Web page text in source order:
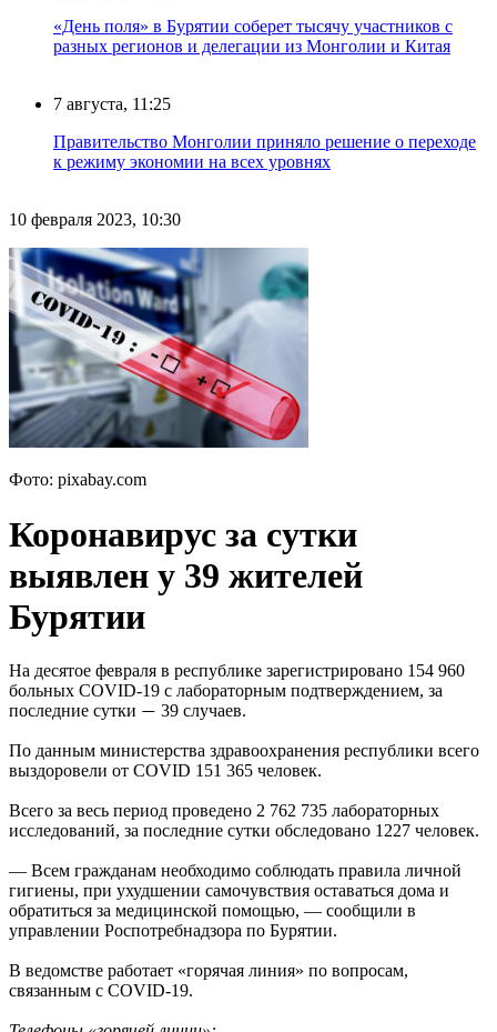
«День поля» в Бурятии соберет тысячу участников с
разных регионов и делегации из Монголии и Китая
7 августа, 11:25
Правительство Монголии приняло решение о переходе
к режиму экономии на всех уровнях
10 февраля 2023, 10:30
Фото: pixabay.com
Коронавирус за сутки
выявлен у 39 жителей
Бурятии
На десятое февраля в республике зарегистрировано 154 960
больных COVID-19 с лабораторным подтверждением, за
последние сутки — 39 случаев.
По данным министерства здравоохранения республики всего
выздоровели от COVID 151 365 человек.
Всего за весь период проведено 2 762 735 лабораторных
исследований, за последние сутки обследовано 1227 человек.
— Всем гражданам необходимо соблюдать правила личной
гигиены, при ухудшении самочувствия оставаться дома и
обратиться за медицинской помощью, — сообщили в
управлении Роспотребнадзора по Бурятии.
В ведомстве работает «горячая линия» по вопросам,
связанным с COVID-19.